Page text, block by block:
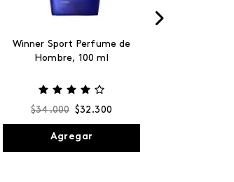
Winner Sport Perfume de
Hombre, 100 ml
$34.000 $32 .300
Agregar